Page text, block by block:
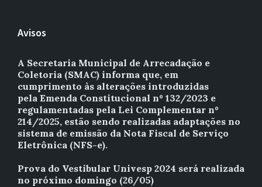
Avisos
A Secretaria Municipal de Arrecadação e
Coletoria (SMAC) informa que, em
cumprimento às alterações introduzidas
pela Emenda Constitucional nº 132/2023 e
regulamentadas pela Lei Complementar nº
214/2025, estão sendo realizadas adaptações no
sistema de emissão da Nota Fiscal de Serviço
Eletrônica (NFS-e).
Prova do Vestibular Univesp 2024 será realizada
no próximo domingo (26/05)